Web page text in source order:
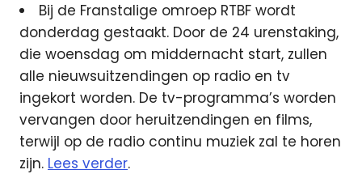
Bij de Franstalige omroep RTBF wordt
donderdag gestaakt. Door de 24 urenstaking,
die woensdag om middernacht start, zullen
alle nieuwsuitzendingen op radio en tv
ingekort worden. De tv-programma’s worden
vervangen door heruitzendingen en films,
terwijl op de radio continu muziek zal te horen
zijn. Lees verder.